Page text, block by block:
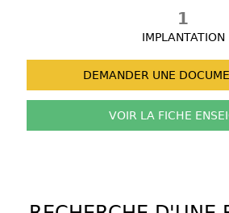
1
IMPLANTATION
DEMANDER UNE
VOIR LA FICHE